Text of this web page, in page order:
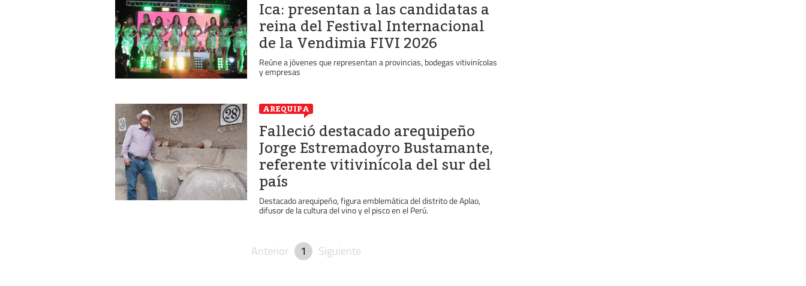
Ica: presentan a las candidatas a
reina del Festival Internacional
de la Vendimia FIVI 2026
Reúne a jóvenes que representan a provincias, bodegas vitivinícolas
y empresas
AREQUIPA
Falleció destacado arequipeño
Jorge Estremadoyro Bustamante,
referente vitivinícola del sur del
país
Destacado arequipeño, figura emblemática del distrito de Aplao,
difusor de la cultura del vino y el pisco en el Perú.
Anterior 1 Siguiente